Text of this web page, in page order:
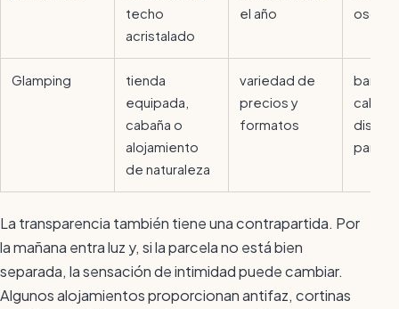
techo
acristalado
el año
Glamping
tienda
equipada,
cabaña o
alojamiento
de naturaleza
variedad de
precios y
formatos
baño,
La transparencia también tiene una contrapartida. Por
la mañana entra luz y, si la parcela no está bien
separada, la sensación de intimidad puede cambiar.
Algunos alojamientos proporcionan antifaz, cortinas